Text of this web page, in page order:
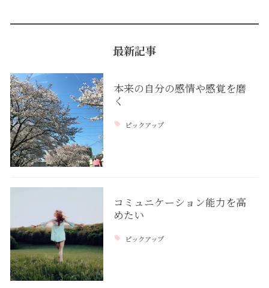
最新記事
本来の自分の感情や感覚を磨
く
ピックアップ
コミュニケーション能力を高
めたい
ピックアップ